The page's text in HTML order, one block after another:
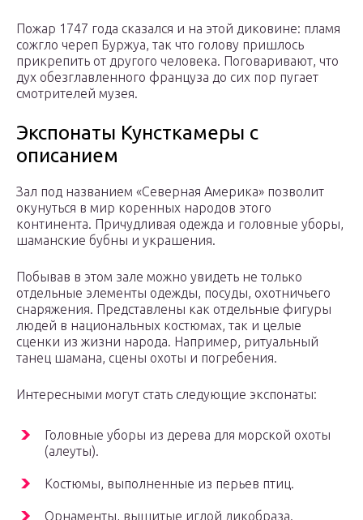
Пожар 1747 года сказался и на этой диковине: пламя
сожгло череп Буржуа, так что голову пришлось
прикрепить от другого человека. Поговаривают, что
дух обезглавленного француза до сих пор пугает
смотрителей музея.
Экспонаты Кунсткамеры с
описанием
Зал под названием «Северная Америка» позволит
окунуться в мир коренных народов этого
континента. Причудливая одежда и головные уборы,
шаманские бубны и украшения.
Побывав в этом зале можно увидеть не только
отдельные элементы одежды, посуды, охотничьего
снаряжения. Представлены как отдельные фигуры
людей в национальных костюмах, так и целые
сценки из жизни народа. Например, ритуальный
танец шамана, сцены охоты и погребения.
Интересными могут стать следующие экспонаты:
Головные уборы из дерева для морской охоты
(алеуты).
Костюмы, выполненные из перьев птиц.
Орнаменты, вышитые иглой дикобраза.